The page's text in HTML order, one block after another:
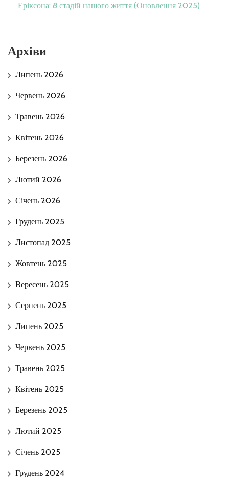
Еріксона: 8 стадій нашого життя (Оновлення 2025)
Архіви
Липень 2026
Червень 2026
Травень 2026
Квітень 2026
Березень 2026
Лютий 2026
Січень 2026
Грудень 2025
Листопад 2025
Жовтень 2025
Вересень 2025
Серпень 2025
Липень 2025
Червень 2025
Травень 2025
Квітень 2025
Березень 2025
Лютий 2025
Січень 2025
Грудень 2024